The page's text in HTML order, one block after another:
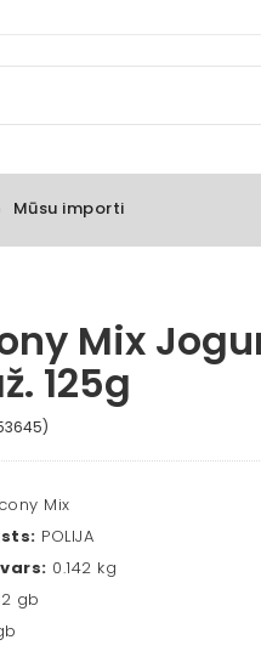
Mūsu importi
Mix
125g
Mix
POLIJA
0.142 kg
gb